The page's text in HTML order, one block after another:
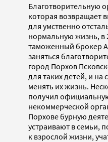
Благотворительную
которая возвращает
для умственно
нормальную жизнь, в
таможенный брокер
заняться
город Порхов
для таких детей, и на
менять их жизнь.
получил
некоммерческой
Порхове бурную
устраивают в семьи,
к взрослой жизни,